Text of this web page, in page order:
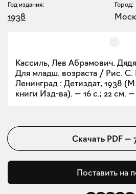
Год издания:
1938
Город:
Кассиль, Лев Абрамович.
Для младш. возраста / Рис.
Ленинград : Детиздат, 1938
книги Изд-ва). — 16 с.; 22 см.
Скачать PDF —
Поставить на